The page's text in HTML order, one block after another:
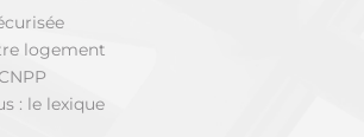
logement
: le lexique